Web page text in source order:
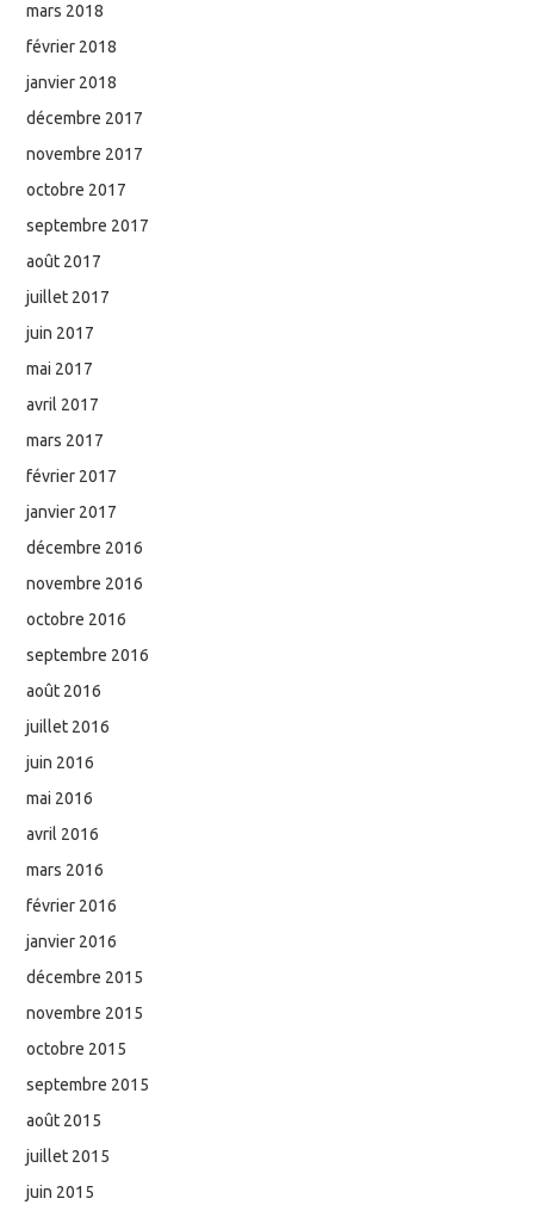
mars 2018
février 2018
janvier 2018
décembre 2017
novembre 2017
octobre 2017
septembre 2017
août 2017
juillet 2017
juin 2017
mai 2017
avril 2017
mars 2017
février 2017
janvier 2017
décembre 2016
novembre 2016
octobre 2016
septembre 2016
août 2016
juillet 2016
juin 2016
mai 2016
avril 2016
mars 2016
février 2016
janvier 2016
décembre 2015
novembre 2015
octobre 2015
septembre 2015
août 2015
juillet 2015
juin 2015